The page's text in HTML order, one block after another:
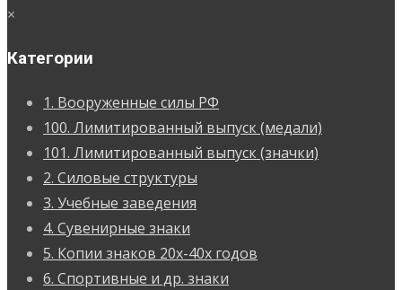
×
Категории
1. Вооруженные силы РФ
100. Лимитированный выпуск (медали)
101. Лимитированный выпуск (значки)
2. Силовые структуры
3. Учебные заведения
4. Сувенирные знаки
5. Копии знаков 20х-40х годов
6. Спортивные и др. знаки